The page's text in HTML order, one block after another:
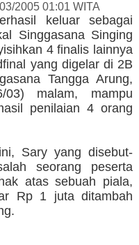
2005 01:01 WITA
keluar sebagai
Singgasana Singing
4 finalis lainnya
yang digelar di 2B
Tangga Arung,
03) malam, mampu
penilaian 4 orang
Sary yang disebut-
seorang peserta
atas sebuah piala,
Rp 1 juta ditambah